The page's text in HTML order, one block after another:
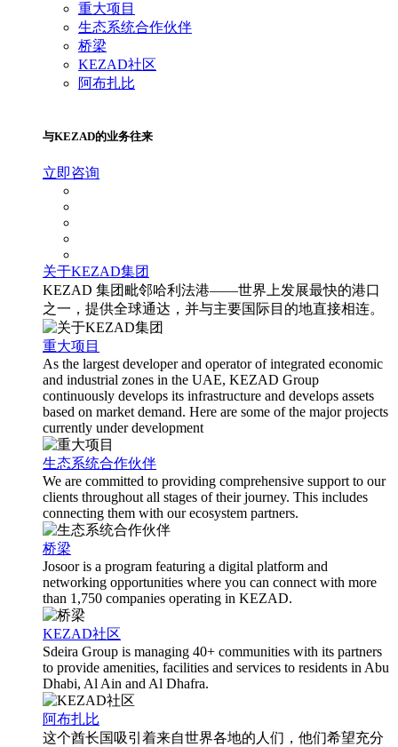
重大项目
生态系统合作伙伴
桥梁
KEZAD社区
阿布扎比
与KEZAD的业务往来
立即咨询
关于KEZAD集团
KEZAD 集团毗邻哈利法港——世界上发展最快的港口
之一，提供全球通达，并与主要国际目的地直接相连。
重大项目
As the largest developer and operator of integrated economic
and industrial zones in the UAE, KEZAD Group
continuously develops its infrastructure and develops assets
based on market demand. Here are some of the major projects
currently under development
生态系统合作伙伴
We are committed to providing comprehensive support to our
clients throughout all stages of their journey. This includes
connecting them with our ecosystem partners.
桥梁
Josoor is a program featuring a digital platform and
networking opportunities where you can connect with more
than 1,750 companies operating in KEZAD.
KEZAD社区
Sdeira Group is managing 40+ communities with its partners
to provide amenities, facilities and services to residents in Abu
Dhabi, Al Ain and Al Dhafra.
阿布扎比
这个酋长国吸引着来自世界各地的人们，他们希望充分